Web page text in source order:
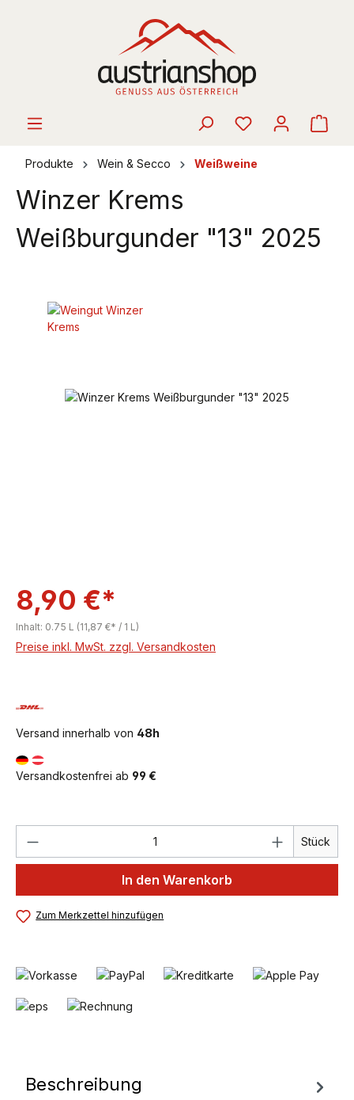
Produkte Wein & Secco Weißweine
Winzer Krems
Weißburgunder "13" 2025
Bildergalerie überspringen
8,90 €*
Inhalt: 0.75 L (11,87 €* / 1 L)
Preise inkl. MwSt. zzgl. Versandkosten
Versand innerhalb von 48h
Versandkostenfrei ab 99 €
Produkt Anzahl: Gib den Stück
In den Warenkorb
Zum Merkzettel hinzufügen
Beschreibung